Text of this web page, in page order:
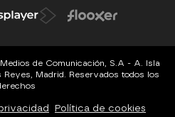
de Comunicación, S.A - A. Isla
Reyes, Madrid. Reservados todos los
Política de cookies